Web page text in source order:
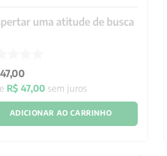
uma atitude de busca
47,00
R$ 47,00 sem juros
ADICIONAR AO CARRINHO